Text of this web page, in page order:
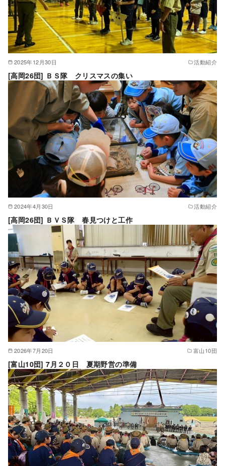
2025年12月30日 活動紹介
[高岡26団] ＢＳ隊 クリスマスの集い
2024年4月30日 活動紹介
[高岡26団] ＢＶＳ隊 春見つけと工作
2026年7月20日 富山10団
[富山10団] 7月２０日 夏期野営の準備